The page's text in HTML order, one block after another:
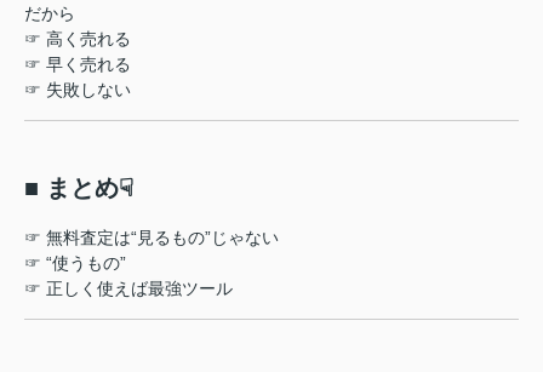
だから
☞ 高く売れる
☞ 早く売れる
☞ 失敗しない
■ まとめ☟
☞ 無料査定は“見るもの”じゃない
☞ “使うもの”
☞ 正しく使えば最強ツール